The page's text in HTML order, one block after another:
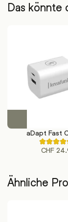
Das könnte
aDapt Fast
Rated
4.80
based
on
CHF
Ähnliche